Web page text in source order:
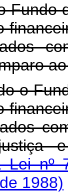
Fundo
o
Lei nº
1988)